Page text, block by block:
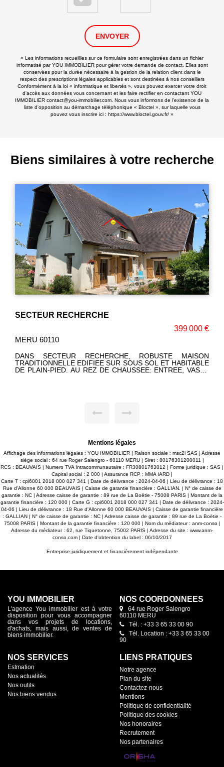
ENVOYER
« Les informations recueillies sur ce formulaire sont enregistrées dans un fichier
informatisé par YOU IMMOBILIER pour gérer votre demande de contact. Elles sont
conservées pour la durée nécessaire à la gestion de la relation client dans le
respect des prescriptions légales applicables et sont destinées à nos conseillers
Conformément à la loi « informatique et libertés », vous pouvez exercer votre droit
d'accès aux données vous concernant et les faire rectifier en contactant YOU
IMMOBILIER contact@you-immobilier.com. Nous vous informons de l'existence de la
liste d'opposition au démarchage téléphonique « Bloctel », sur laquelle vous
pouvez vous inscrire ici : https://www.bloctel.gouv.fr/ »
Biens similaires à votre recherche
MERU
149 000 €
MERU 60110
MERU. EN EXCLUSIVITE CHEZ YOU IMMOBILIER DANS
PETITE RESIDENCE RECENTE AUX FAIBLES CHARGES,
MAISON DE VILLE AUX BEAUX VOLUMES AVEC SES DEUX
RECENTE, DANS UN ENVIRONNEMENT AGREABLE.
Mentions légales
Affichage des informations légales : YOU IMMOBILIER | Raison sociale : msc2i SAS | Adresse
siège social : 64 rue Roger Salengro - 60110 MERU | Siret : 80176301200011 |
RCS : BEAUVAIS | Numero TVA Intracommunautaire : FR30801763012 | Forme juridique : SAS |
Capital social : 2 000 | Assurance RCP : MMA IARD |
Carte T : cpi6001 2018 000 027 341 | Date de délivrance : 2024-04-06 | Lieu de délivrance : 18
Rue d'Allonne 60 000 BEAUVAIS | Caisse de garantie financière : GALLIAN. | N° de caisse de
garantie : NC | Adresse caisse de garantie : 89 rue de La Boëtie - 75008 PARIS | Montant de la
garantie financière : 120 000 | Carte G : cpi6001 2018 000 027 341 | Date de délivrance : 2024-
04-06 | Lieu de délivrance : 18 Rue d'Allonne 60 000 BEAUVAIS | Caisse de garantie financière
: GALLIAN | N° de caisse de garantie : NC | Adresse caisse de garantie : 89 rue de La Boëtie -
75008 PARIS | Montant de la garantie financière : 120 000 | Nom du médiateur : anm-conso |
Adresse du médiateur : 62, rue Tiquetonne, 75002 PARIS | Adresse du site : www.anm-
conso.com| Date d'obtention du label : 06/10/2017
Entreprise juridiquement et financièrement indépendante
YOU IMMOBILIER
L'agence You immobilier est à votre
disposition pour vous accompagner
dans vos projets de locations,
d'achats, mais aussi, de ventes de
biens immobilier.
NOS COORDONNÉES
64 rue Roger Salengro
60110 MERU
Tél. : +33 3 65 33 00 90
Tél. Location : +33 3 65 33 00
90
NOS SERVICES
Estmation
Nos actualités
Nos outils
Nos biens vendus
LIENS PRATIQUES
Notre agence
Plan du site
Contactez-nous
Mentions
Politique de confidentialité
Politique des cookies
Nos honoraires
Recrutement
Nos partenaires